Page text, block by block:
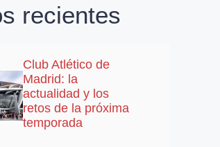
recientes
Club Atlético de
Madrid: la
actualidad y los
retos de la próxima
temporada